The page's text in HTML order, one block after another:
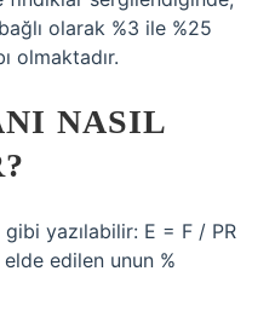
olarak %3 ile %25
olmaktadır.
NASIL
yazılabilir: E = F / PR
edilen unun %